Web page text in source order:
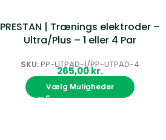
PRESTAN | Trænings elektroder –
Ultra/Plus – 1 eller 4 Par
SKU:PP-UTPAD-1/PP-UTPAD-4
kr.
Vælg Muligheder